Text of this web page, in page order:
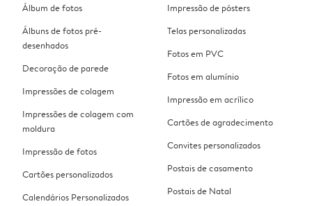
Álbum de fotos
Álbuns de fotos pré-
desenhados
Decoração de parede
Impressões de colagem
Impressões de colagem com
moldura
Impressão de fotos
Cartões personalizados
Calendários Personalizados
Impressão de pósters
Telas personalizadas
Fotos em PVC
Fotos em alumínio
Impressão em acrílico
Cartões de agradecimento
Convites personalizados
Postais de casamento
Postais de Natal